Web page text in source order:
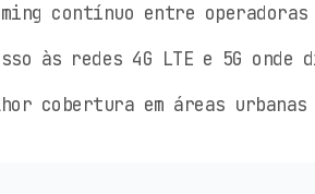
contínuo entre
às redes 4G LTE e 5G onde
cobertura em áreas